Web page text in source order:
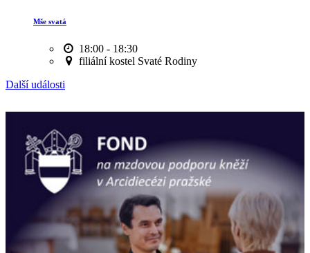
Mše svatá
18:00 - 18:30
filiální kostel Svaté Rodiny
Další události